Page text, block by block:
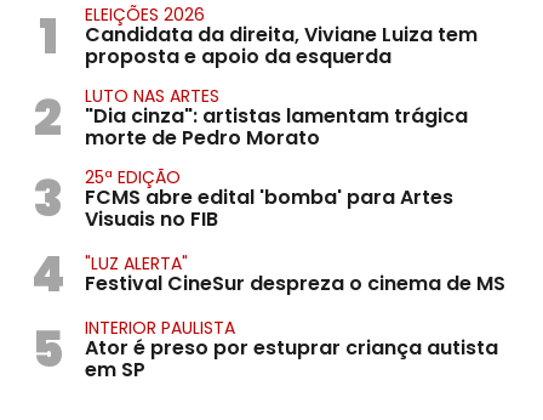
1 ELEIÇÕES 2026
Candidata da direita, Viviane Luiza tem
proposta e apoio da esquerda
2 LUTO NAS ARTES
"Dia cinza": artistas lamentam trágica
morte de Pedro Morato
3 25ª EDIÇÃO
FCMS abre edital 'bomba' para Artes
Visuais no FIB
4 "LUZ ALERTA"
Festival CineSur despreza o cinema de MS
5 INTERIOR PAULISTA
Ator é preso por estuprar criança autista
em SP